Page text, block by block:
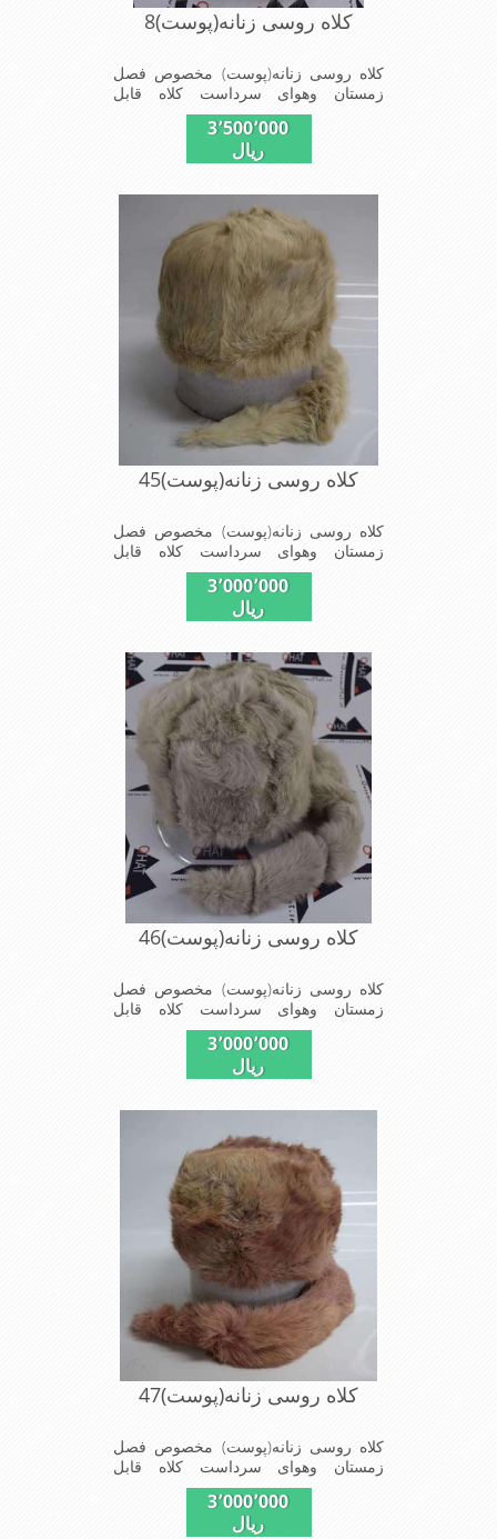
کلاه روسی زنانه(پوست)8
کلاه روسی زنانه(پوست) مخصوص فصل
زمستان وهوای سرداست کلاه قابل
استفاده درسایزهای 58-59می باشد(فری
سایز)وجنس این کلاه ازپوست طبیی(خَز)
تهیه شده است وآستری آن ازجنس ساتن
باشدبه همین دلیل به راحتی درسوزهای
سرد زمستانی تمامی سروپشت گردن رو
گرم نگاه می دارد
3٬500٬000
ریال
کلاه روسی زنانه(پوست)45
کلاه روسی زنانه(پوست) مخصوص فصل
زمستان وهوای سرداست کلاه قابل
استفاده درسایزهای 58-59می باشد(فری
سایز)وجنس این کلاه ازپوست طبیی(خَز)
تهیه شده است وآستری آن ازجنس ساتن
باشدبه همین دلیل به راحتی درسوزهای
سرد زمستانی تمامی سروپشت گردن رو
گرم نگاه می دارد
3٬000٬000
ریال
کلاه روسی زنانه(پوست)46
کلاه روسی زنانه(پوست) مخصوص فصل
زمستان وهوای سرداست کلاه قابل
استفاده درسایزهای 58-59می باشد(فری
سایز)وجنس این کلاه ازپوست طبیی(خَز)
تهیه شده است وآستری آن ازجنس ساتن
باشدبه همین دلیل به راحتی درسوزهای
گرم نگاه می دارد
3٬000٬000
ریال
کلاه روسی زنانه(پوست)47
کلاه روسی زنانه(پوست) مخصوص فصل
زمستان وهوای سرداست کلاه قابل
استفاده درسایزهای 58-59می باشد(فری
سایز)وجنس این کلاه ازپوست طبیی(خَز)
تهیه شده است وآستری آن ازجنس ساتن
3٬000٬000
ریال